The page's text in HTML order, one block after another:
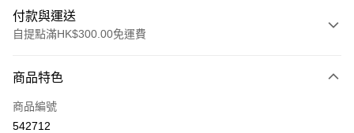
付款與運送
自提點滿HK$300.00免運費
信用卡
Apple Pay
商品特色
商品編號
542712